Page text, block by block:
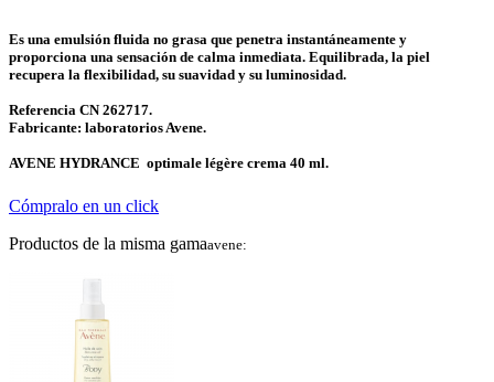
Es una emulsión fluida no grasa que penetra instantáneamente y
proporciona una sensación de calma inmediata. Equilibrada, la piel
recupera la flexibilidad, su suavidad y su luminosidad.
Referencia CN 262717.
Fabricante: laboratorios Avene.
AVENE HYDRANCE optimale légère crema 40 ml.
Cómpralo en un click
Productos de la misma gamaavene: